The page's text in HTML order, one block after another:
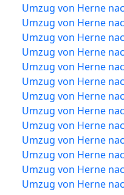
Umzug von Herne
Umzug von Herne
Umzug von Herne
Umzug von Herne
Umzug von Herne
Umzug von Herne
Umzug von Herne
Umzug von Herne
Umzug von Herne
Umzug von Herne
Umzug von Herne
Umzug von Herne
Umzug von Herne